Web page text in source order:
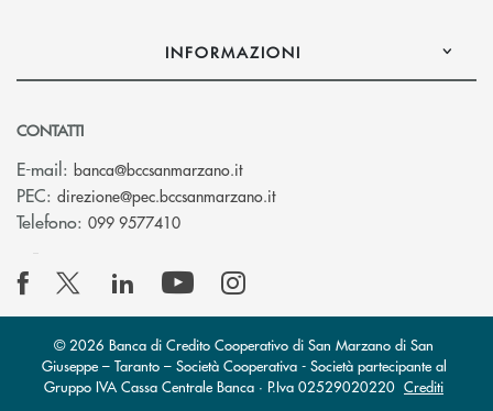
INFORMAZIONI
CONTATTI
E-mail: banca@bccsanmarzano.it(si apre l’app di posta
PEC: direzione@pec.bccsanmarzano.it(si apre l’app di posta
Telefono: 099 9577410
© 2026 Banca di Credito Cooperativo di San Marzano di San
Giuseppe – Taranto – Società Cooperativa - Società partecipante al
Gruppo IVA Cassa Centrale Banca · P.Iva 02529020220 Crediti